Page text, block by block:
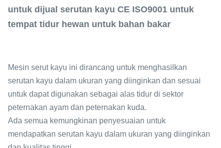
untuk dijual serutan kayu CE ISO9001 untuk
tempat tidur hewan untuk bahan bakar
Mesin serut kayu ini dirancang untuk menghasilkan
serutan kayu dalam ukuran yang diinginkan dan sesuai
untuk dapat digunakan sebagai alas tidur di sektor
peternakan ayam dan peternakan kuda.
Ada semua kemungkinan penyesuaian untuk
mendapatkan serutan kayu dalam ukuran yang diinginkan